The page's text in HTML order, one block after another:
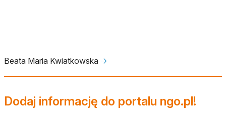
Beata Maria Kwiatkowska 🡢
Dodaj informację do portalu ngo.pl!